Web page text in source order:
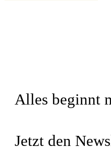
Alles beginnt
Jetzt den